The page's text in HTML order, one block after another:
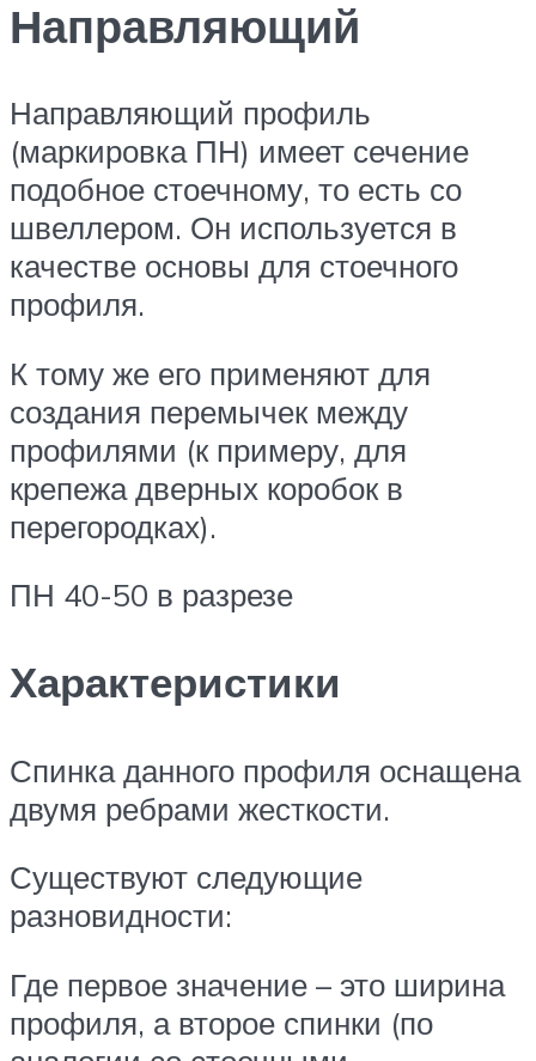
Направляющий
Направляющий профиль
(маркировка ПН) имеет сечение
подобное стоечному, то есть со
швеллером. Он используется в
качестве основы для стоечного
профиля.
К тому же его применяют для
создания перемычек между
профилями (к примеру, для
крепежа дверных коробок в
перегородках).
ПН 40-50 в разрезе
Характеристики
Спинка данного профиля оснащена
двумя ребрами жесткости.
Существуют следующие
разновидности:
Где первое значение – это ширина
профиля, а второе спинки (по